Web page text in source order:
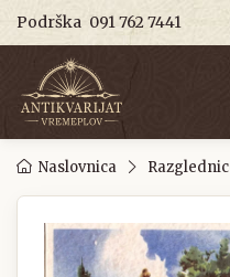
Podrška 091 762 7441
Naslovnica